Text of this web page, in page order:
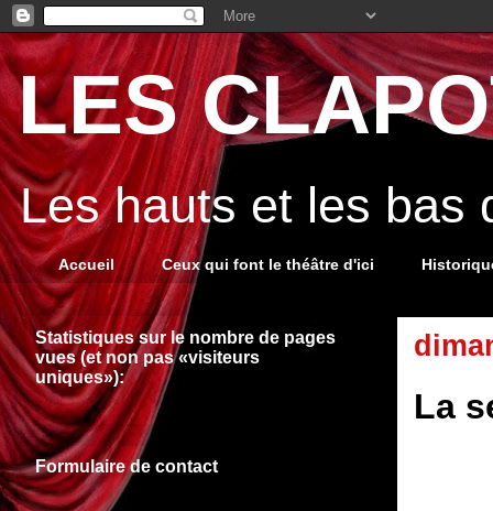
LES
Les hauts et les bas
Accueil Ceux qui font le théâtre d'ici
La
Statistiques sur le nombre de pages
vues (et non pas «visiteurs
uniques»):
Formulaire de contact